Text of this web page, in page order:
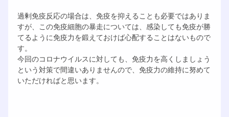
過剰免疫反応の場合は、免疫を抑えることも必要ではありま
すが、この免疫細胞の暴走については、感染しても免疫が勝
てるように免疫力を鍛えておけば心配することはないもので
す。
今回のコロナウイルスに対しても、免疫力を高くしましょう
という対策で間違いありませんので、免疫力の維持に努めて
いただければと思います。